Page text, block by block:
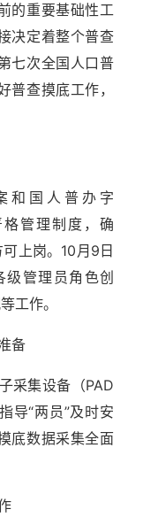
的重要基础性工
决定着整个普查
七次全国人口普
普查摸底工作，
和国人普办字
管理制度，确
上岗。 10月 9 日
管理员角色创
工作。
备
采集设备（PAD
导“两员”及时安
底数据采集全面